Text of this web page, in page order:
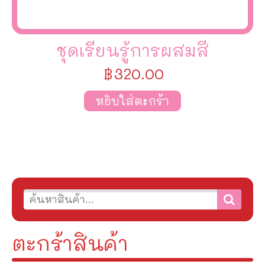
ตะกร้าสินค้า
ชุดเรียนรู้การผสมสี
฿320.00
หยิบใส่ตะกร้า